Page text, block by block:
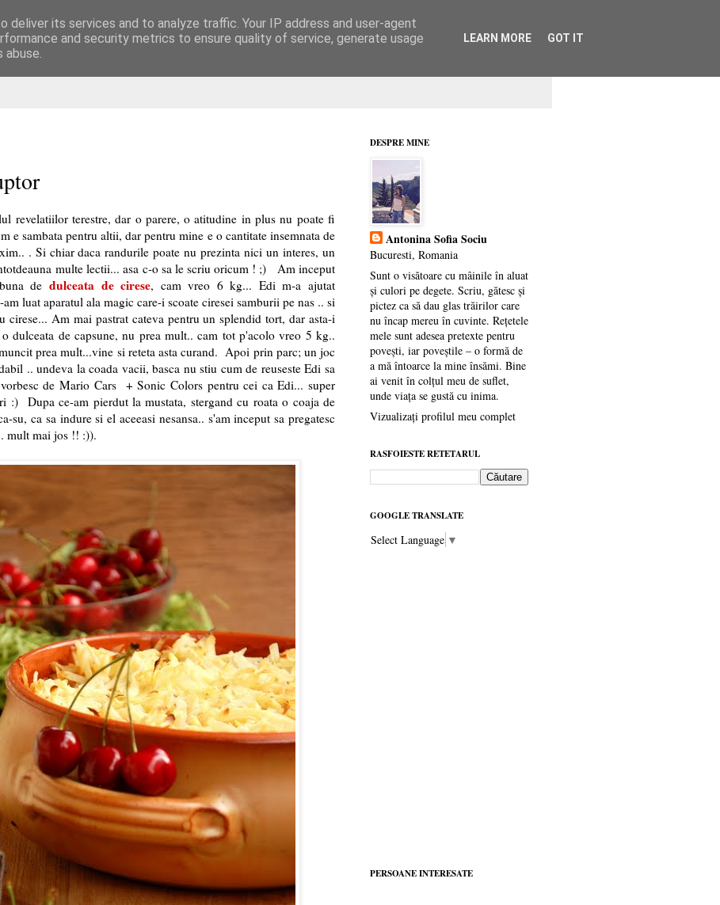
revelatiilor terestre, dar o parere, o atitudine in plus nu poate fi
e sambata pentru altii, dar pentru mine e o cantitate insemnata de
. Si chiar daca randurile poate nu prezinta nici un interes, un
multe lectii... asa c-o sa le scriu oricum ! ;) Am inceput
de dulceata de cirese, cam vreo 6 kg... Edi m-a ajutat
luat aparatul ala magic care-i scoate ciresei samburii pe nas .. si
cirese... Am mai pastrat cateva pentru un splendid tort, dar asta-i
dulceata de capsune, nu prea mult.. cam tot p'acolo vreo 5 kg..
prea mult...vine si reteta asta curand. Apoi prin parc; un joc
.. undeva la coada vacii, basca nu stiu cum de reuseste Edi sa
de Mario Cars + Sonic Colors pentru cei ca Edi... super
:) Dupa ce-am pierdut la mustata, stergand cu roata o coaja de
su, ca sa indure si el aceeasi nesansa.. s'am inceput sa pregatesc
mult mai jos !! :)).
DESPRE MINE
Antonina Sofia Sociu
Bucuresti, Romania
Sunt o visătoare cu mâinile în aluat
și culori pe degete. Scriu, gătesc și
pictez ca să dau glas trăirilor care
nu încap mereu în cuvinte. Rețetele
mele sunt adesea pretexte pentru
povești, iar poveștile – o formă de
a mă întoarce la mine însămi. Bine
ai venit în colțul meu de suflet,
unde viața se gustă cu inima.
Vizualizați profilul meu complet
RASFOIESTE RETETARUL
GOOGLE TRANSLATE
Select Language ▼
PERSOANE INTERESATE
deliver its services and to analyze traffic. Your IP address and user-agent
and security metrics to ensure quality of service, generate usage
LEARN MORE GOT IT